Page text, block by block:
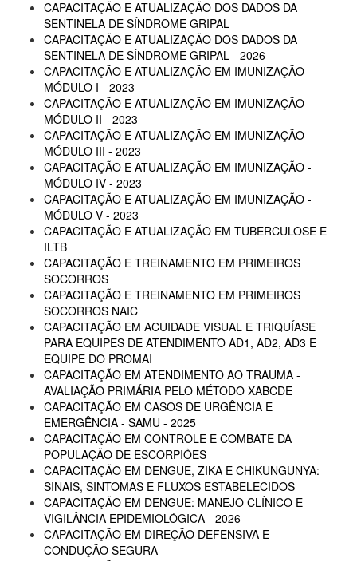
CAPACITAÇÃO E ATUALIZAÇÃO DOS DADOS DA
SENTINELA DE SÍNDROME GRIPAL
CAPACITAÇÃO E ATUALIZAÇÃO DOS DADOS DA
SENTINELA DE SÍNDROME GRIPAL - 2026
CAPACITAÇÃO E ATUALIZAÇÃO EM IMUNIZAÇÃO -
MÓDULO I - 2023
CAPACITAÇÃO E ATUALIZAÇÃO EM IMUNIZAÇÃO -
MÓDULO II - 2023
CAPACITAÇÃO E ATUALIZAÇÃO EM IMUNIZAÇÃO -
MÓDULO III - 2023
CAPACITAÇÃO E ATUALIZAÇÃO EM IMUNIZAÇÃO -
MÓDULO IV - 2023
CAPACITAÇÃO E ATUALIZAÇÃO EM IMUNIZAÇÃO -
MÓDULO V - 2023
CAPACITAÇÃO E ATUALIZAÇÃO EM TUBERCULOSE E
ILTB
CAPACITAÇÃO E TREINAMENTO EM PRIMEIROS
SOCORROS
CAPACITAÇÃO E TREINAMENTO EM PRIMEIROS
SOCORROS NAIC
CAPACITAÇÃO EM ACUIDADE VISUAL E TRIQUÍASE
PARA EQUIPES DE ATENDIMENTO AD1, AD2, AD3 E
EQUIPE DO PROMAI
CAPACITAÇÃO EM ATENDIMENTO AO TRAUMA -
AVALIAÇÃO PRIMÁRIA PELO MÉTODO XABCDE
CAPACITAÇÃO EM CASOS DE URGÊNCIA E
EMERGÊNCIA - SAMU - 2025
CAPACITAÇÃO EM CONTROLE E COMBATE DA
POPULAÇÃO DE ESCORPIÕES
CAPACITAÇÃO EM DENGUE, ZIKA E CHIKUNGUNYA:
SINAIS, SINTOMAS E FLUXOS ESTABELECIDOS
CAPACITAÇÃO EM DENGUE: MANEJO CLÍNICO E
VIGILÂNCIA EPIDEMIOLÓGICA - 2026
CAPACITAÇÃO EM DIREÇÃO DEFENSIVA E
CONDUÇÃO SEGURA